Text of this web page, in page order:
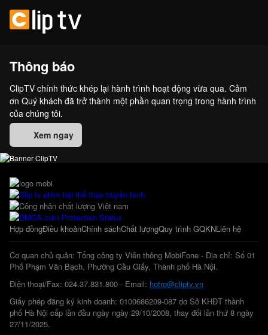
Thông báo
ClipTV chính thức khép lại hành trình hoạt động vừa qua. Cảm
ơn Quý khách đã trở thành một phần quan trọng trong hành trình
của chúng tôi.
Xem ngay
Hợp đồngĐiều khoảnChính sáchChất lượngQuy trình GQKNLiên hệ
Cơ quan chủ quản: Tổng công ty Viễn thông MobiFone - Địa chỉ: Số 01
Phố Phạm Văn Bạch, Phường Cầu Giấy, Thành phố Hà Nội.
Điện thoại/Fax: 024.37.831.800 - Email: hotro@cliptv.vn
Giấy phép đăng ký kinh doanh: 0100686209-087 do Sở KHĐT thành
phố Hà Nội cấp lần đầu ngày ngày 29/10/2008, thay đổi lần thứ 8 ngày
27/11/2025.